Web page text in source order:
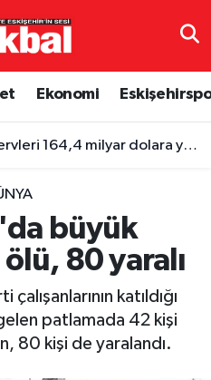
Ekonomi
164,4 milyar dolara yükseldi
büyük
80 yaralı
katıldığı
patlamada 42 kişi
80 kişi de yaralandı.
Durumu ve Fikstür